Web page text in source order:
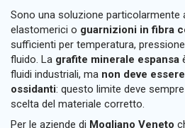
Sono una soluzione particolarmente
elastomerici o guarnizioni in fibra
sufficienti per temperatura,
fluido. La grafite minerale espansa
fluidi industriali, ma non deve
ossidanti: questo limite deve
scelta del materiale corretto.
Per le aziende di Mogliano Veneto